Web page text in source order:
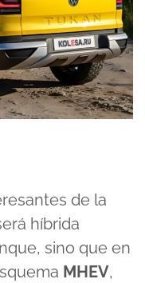
de la
híbrida
sino que en
MHEV,